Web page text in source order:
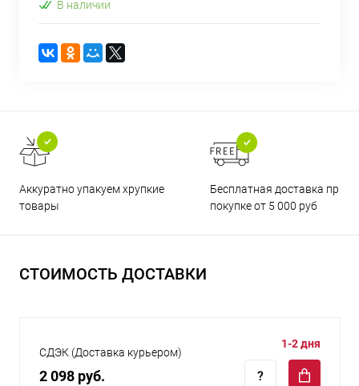
В наличии
Аккуратно упакуем хрупкие
товары
Бесплатная доставка при
покупке от 5 000 руб
СТОИМОСТЬ ДОСТАВКИ
СДЭК (Доставка курьером)
2 098 руб.
1-2 дня